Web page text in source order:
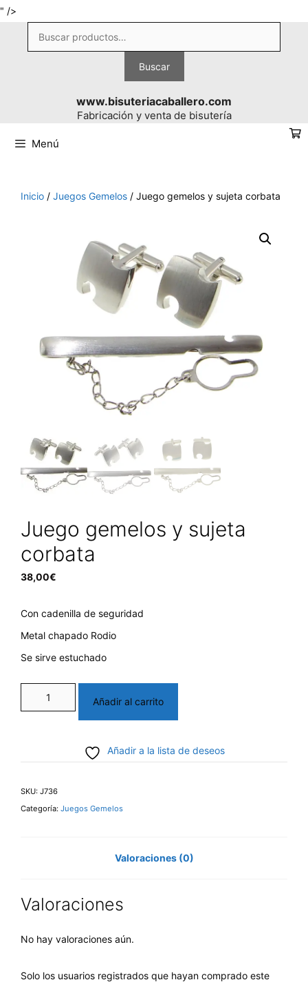
" />
contenido
Buscar
por:
Buscar
www.bisuteriacaballero.com
Fabricación y venta de bisutería
Menú
Inicio / Juegos Gemelos / Juego gemelos y sujeta corbata
Juego gemelos y sujeta
corbata
38,00€
Con cadenilla de seguridad
Metal chapado Rodio
Se sirve estuchado
Juego
gemelos
sujeta
cantidad
Añadir al carrito
Añadir a la lista de deseos
SKU: J736
Categoría: Juegos Gemelos
Valoraciones (0)
Valoraciones
No hay valoraciones aún.
Solo los usuarios registrados que hayan comprado este